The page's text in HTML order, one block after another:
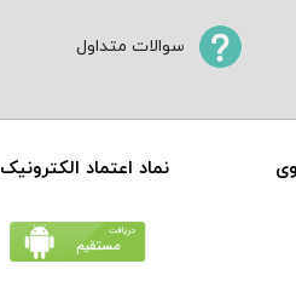
سوالات متداول
نماد اعتماد الکترونیک